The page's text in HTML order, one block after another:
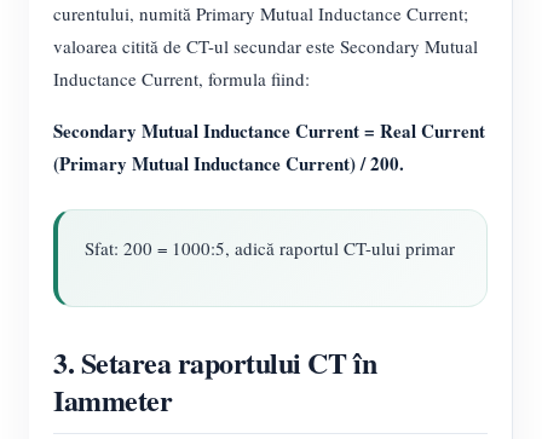
curentului, numită Primary Mutual Inductance Current;
valoarea citită de CT-ul secundar este Secondary Mutual
Inductance Current, formula fiind:
Secondary Mutual Inductance Current = Real Current
(Primary Mutual Inductance Current) / 200.
Sfat: 200 = 1000:5, adică raportul CT-ului primar
3. Setarea raportului CT în
Iammeter